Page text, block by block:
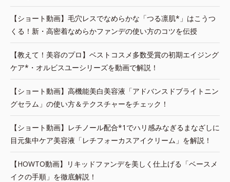
【ショート動画】毛穴レスでなめらかな「つる凛肌*」はこうつ
くる！新・高密着なめらかファンデの使い方のコツを伝授
【教えて！美容のプロ】ベストコスメ多数受賞の初期エイジング
ケア*・オルビスユーシリーズを動画で解説！
【ショート動画】高機能美白美容液「アドバンスドブライトニン
グセラム」の使い方＆テクスチャーをチェック！
【ショート動画】レチノール配合*1でハリ感みなぎるまなざしに
目元集中ケア美容液「レチフォーカスアイクリーム」を解説！
【HOWTO動画】リキッドファンデを美しく仕上げる「ベースメ
イクの手順」を徹底解説！